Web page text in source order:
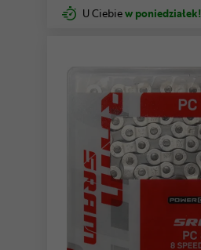
U Ciebiew poniedziałek!